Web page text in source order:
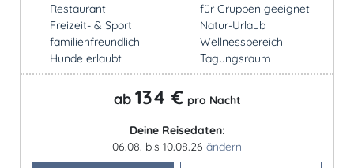
Restaurant
Freizeit- & Sport
familienfreundlich
Hunde erlaubt
für Gruppen geeignet
Natur-Urlaub
Wellnessbereich
Tagungsraum
ab 134 € pro Nacht
Deine Reisedaten:
06.08. bis 10.08.26 ändern